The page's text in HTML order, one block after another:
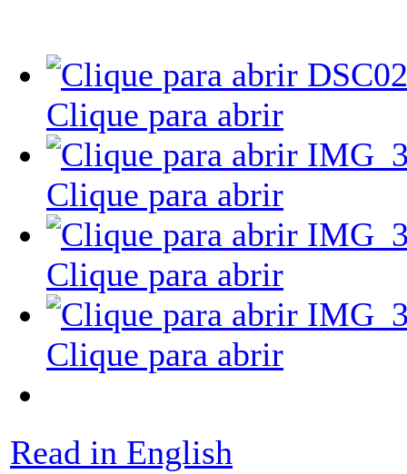
Clique para abrir
Clique para abrir
Clique para abrir
Clique para abrir
Read in English